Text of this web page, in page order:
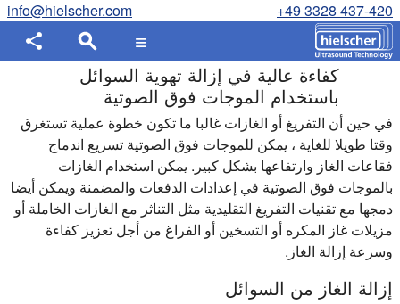
+49 3328 437-420
info@hielscher.com
كفاءة عالية في إزالة تهوية السوائل
باستخدام الموجات فوق الصوتية
في حين أن التفريغ أو الغازات غالبا ما تكون خطوة عملية تستغرق
وقتا طويلا للغاية ، يمكن للموجات فوق الصوتية تسريع اندماج
فقاعات الغاز وارتفاعها بشكل كبير. يمكن استخدام الغازات
بالموجات فوق الصوتية في إعدادات الدفعات والمضمنة ويمكن أيضا
دمجها مع تقنيات التفريغ التقليدية مثل التناثر مع الغازات الخاملة أو
مزيلات غاز المكره أو التسخين أو الفراغ من أجل تعزيز كفاءة
وسرعة إزالة الغاز.
إزالة الغاز من السوائل